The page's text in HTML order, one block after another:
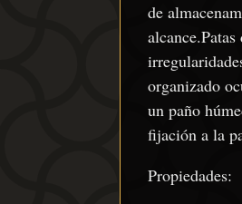
de
organizado
un paño
fijación a la
Propiedades: